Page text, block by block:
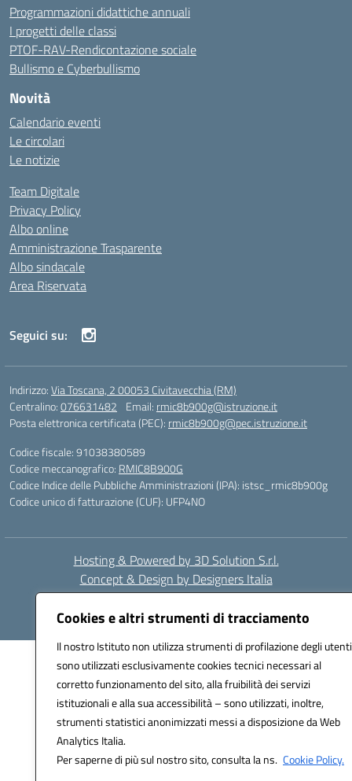
Cookies e altri strumenti di tracciamento
Il nostro Istituto non utilizza strumenti di profilazione degli
sono utilizzati esclusivamente cookies tecnici necessari al
corretto funzionamento del sito, alla fruibilità dei servizi
istituzionali e alla sua accessibilità – sono utilizzati, inoltre,
strumenti statistici anonimizzati messi a disposizione da Web
Analytics Italia.
Per saperne di più sul nostro sito, consulta la ns. Cookie Policy.
Programmazioni didattiche annuali
I progetti delle classi
PTOF-RAV-Rendicontazione sociale
Bullismo e Cyberbullismo
Novità
Calendario eventi
Le circolari
Le notizie
Team Digitale
Privacy Policy
Albo online
Amministrazione Trasparente
Albo sindacale
Area Riservata
Seguici su:
Indirizzo:Via Toscana, 2 00053 Civitavecchia (RM)
Centralino:076631482 Email: rmic8b900g@istruzione.it
Posta elettronica certificata (PEC): rmic8b900g@pec.istruzione.it
Codice fiscale: 91038380589
Codice meccanografico: RMIC8B900G
Codice Indice delle Pubbliche Amministrazioni (IPA): istsc_rmic8b900g
Codice unico di fatturazione (CUF): UFP4NO
Hosting & Powered by 3D Solution S.r.l.
Concept & Design by Designers Italia